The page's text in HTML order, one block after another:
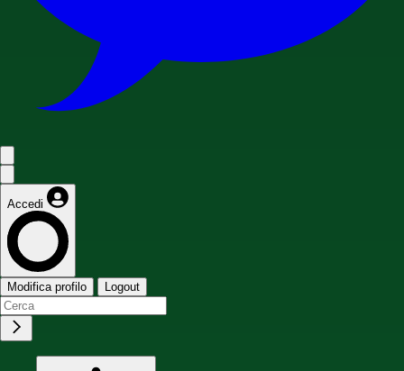
Accedi
Modifica profilo Logout